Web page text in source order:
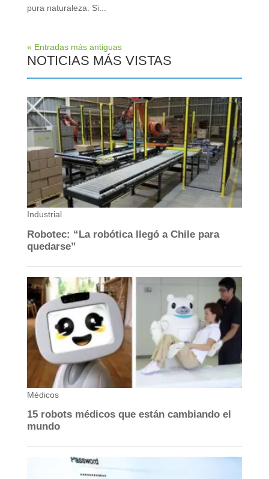
pura naturaleza. Si...
« Entradas más antiguas
NOTICIAS MÁS VISTAS